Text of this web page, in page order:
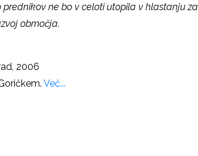
ne bo v celoti utopila v hlastanju za
območja.
2006
Več...